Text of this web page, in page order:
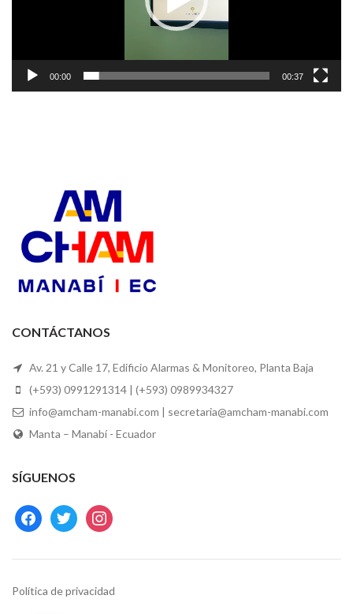
00:00 00:37
CONTÁCTANOS
Av. 21 y Calle 17, Edificio Alarmas & Monitoreo, Planta Baja
(+593) 0991291314 | (+593) 0989934327
info@amcham-manabi.com | secretaria@amcham-manabi.com
Manta – Manabí - Ecuador
SÍGUENOS
facebooktwitter instagram
Política de privacidad